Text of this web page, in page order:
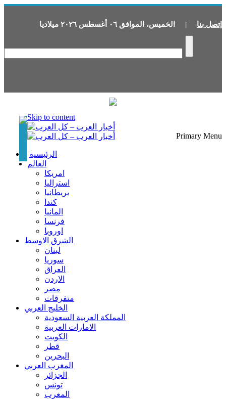
إتصل بنا | الخميس، الموافق ٠٦ أغسطس ٢٠٢٦ ميلاديا
Skip to content
Primary Menu
الرئيسية
العالم
امريكا
استراليا
بريطانيا
كندا
المانيا
فرنسا
اوروبا
الشرق الاوسط
لبنان
سوريا
العراق
الاردن
مصر
متفرقات
الخليج العربي
المملكة العربية السعودية
الامارات العربية
الكويت
قطر
البحرين
المغرب العربي
الجزائر
تونس
المغرب